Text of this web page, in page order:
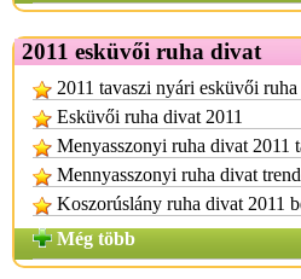
2011 esküvői ruha divat
2011 tavaszi nyári esküvői
Esküvői ruha divat 2011
Menyasszonyi ruha divat 2011
Mennyasszonyi ruha divat
Koszorúslány ruha divat 2011
Még több